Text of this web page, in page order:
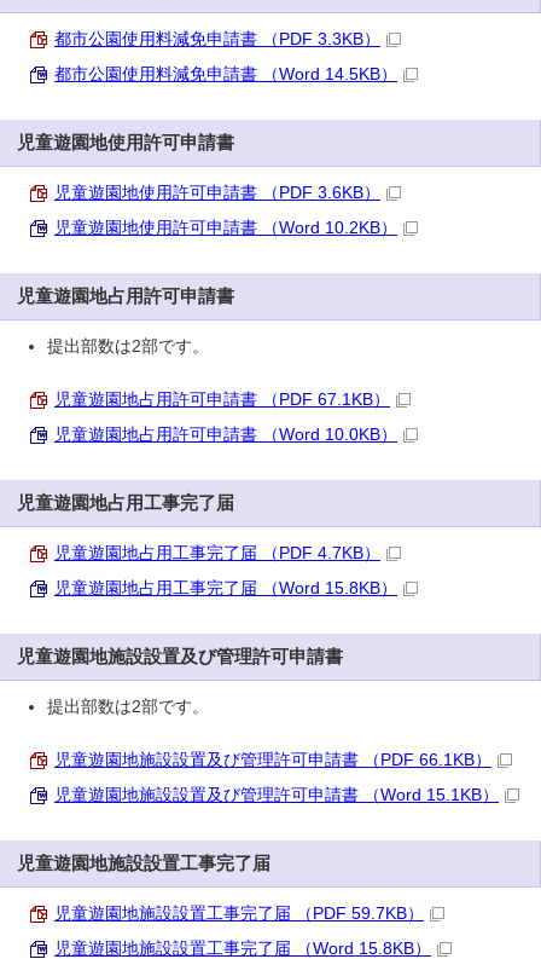
都市公園使用料減免申請書 （PDF 3.3KB）
都市公園使用料減免申請書 （Word 14.5KB）
児童遊園地使用許可申請書
児童遊園地使用許可申請書 （PDF 3.6KB）
児童遊園地使用許可申請書 （Word 10.2KB）
児童遊園地占用許可申請書
提出部数は2部です。
児童遊園地占用許可申請書 （PDF 67.1KB）
児童遊園地占用許可申請書 （Word 10.0KB）
児童遊園地占用工事完了届
児童遊園地占用工事完了届 （PDF 4.7KB）
児童遊園地占用工事完了届 （Word 15.8KB）
児童遊園地施設設置及び管理許可申請書
提出部数は2部です。
児童遊園地施設設置及び管理許可申請書 （PDF 66.1KB）
児童遊園地施設設置及び管理許可申請書 （Word 15.1KB）
児童遊園地施設設置工事完了届
児童遊園地施設設置工事完了届 （PDF 59.7KB）
児童遊園地施設設置工事完了届 （Word 15.8KB）